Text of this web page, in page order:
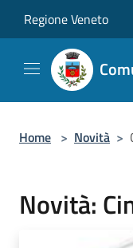
Regione Veneto
Home > Novità >
Novità: